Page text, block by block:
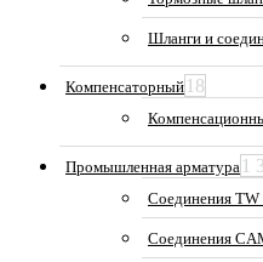
Шланги и
Компенсаторный 18
Промышленная арматура 1
Соединения TW
Соединения